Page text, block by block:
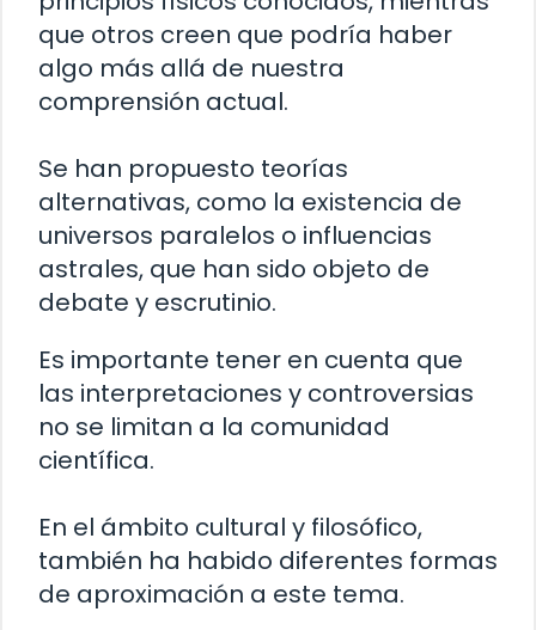
que otros creen que podría haber
algo más allá de nuestra
comprensión actual.
Se han propuesto teorías
alternativas, como la existencia de
universos paralelos o influencias
astrales, que han sido objeto de
debate y escrutinio.
Es importante tener en cuenta que
las interpretaciones y controversias
no se limitan a la comunidad
científica.
En el ámbito cultural y filosófico,
también ha habido diferentes formas
de aproximación a este tema.